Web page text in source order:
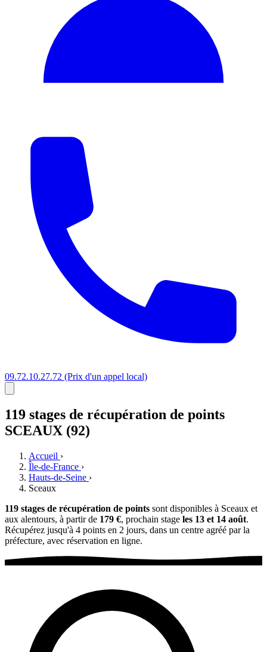
09.72.10.27.72 (Prix d'un appel local)
119 stages de récupération de points
SCEAUX (92)
Accueil ›
Île-de-France ›
Hauts-de-Seine ›
Sceaux
119 stages de récupération de points sont disponibles à Sceaux et
aux alentours, à partir de 179 €, prochain stage les 13 et 14 août.
Récupérez jusqu'à 4 points en 2 jours, dans un centre agréé par la
préfecture, avec réservation en ligne.